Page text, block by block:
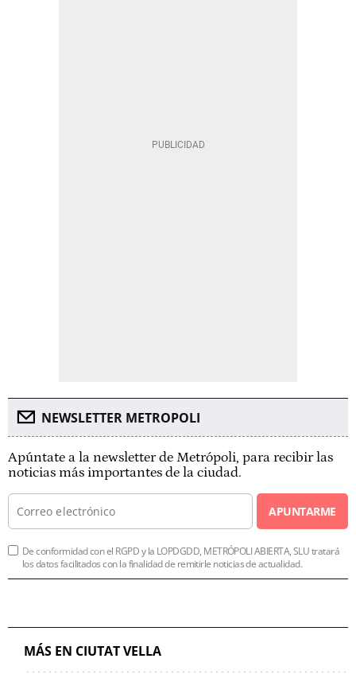
NEWSLETTER METROPOLI
Apúntate a la newsletter de Metrópoli, para recibir las
noticias más importantes de la ciudad.
APUNTARME
De conformidad con el RGPD y la LOPDGDD, METRÓPOLI ABIERTA, SLU tratará
los datos facilitados con la finalidad de remitirle noticias de actualidad.
MÁS EN CIUTAT VELLA